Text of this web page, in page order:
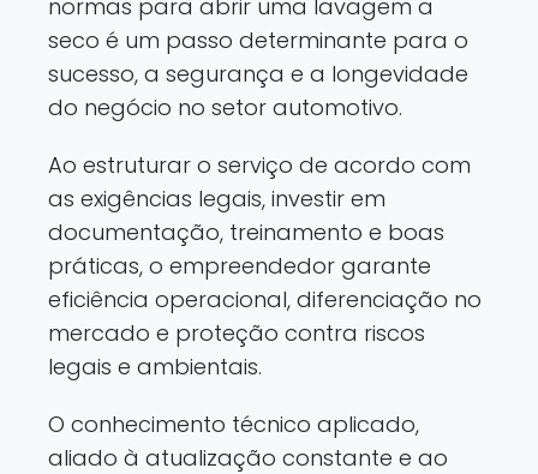
normas para abrir uma lavagem a
seco é um passo determinante para o
sucesso, a segurança e a longevidade
do negócio no setor automotivo.
Ao estruturar o serviço de acordo com
as exigências legais, investir em
documentação, treinamento e boas
práticas, o empreendedor garante
eficiência operacional, diferenciação no
mercado e proteção contra riscos
legais e ambientais.
O conhecimento técnico aplicado,
aliado à atualização constante e ao